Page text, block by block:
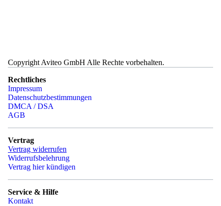
Copyright Aviteo GmbH Alle Rechte vorbehalten.
Rechtliches
Impressum
Datenschutzbestimmungen
DMCA / DSA
AGB
Vertrag
Vertrag widerrufen
Widerrufsbelehrung
Vertrag hier kündigen
Service & Hilfe
Kontakt